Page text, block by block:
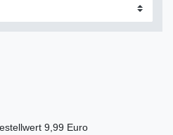
9,99 Euro